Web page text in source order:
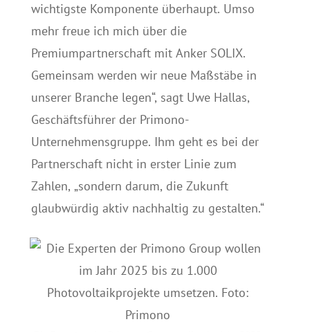
wichtigste Komponente überhaupt. Umso
mehr freue ich mich über die
Premiumpartnerschaft mit Anker SOLIX.
Gemeinsam werden wir neue Maßstäbe in
unserer Branche legen“, sagt Uwe Hallas,
Geschäftsführer der Primono-
Unternehmensgruppe. Ihm geht es bei der
Partnerschaft nicht in erster Linie zum
Zahlen, „sondern darum, die Zukunft
glaubwürdig aktiv nachhaltig zu gestalten.“